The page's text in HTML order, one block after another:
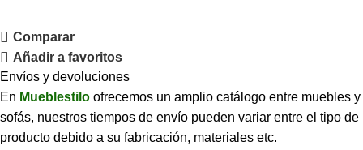
Comparar
Añadir a favoritos
Envíos y devoluciones
En Mueblestilo ofrecemos un amplio catálogo entre muebles y
sofás, nuestros tiempos de envío pueden variar entre el tipo de
producto debido a su fabricación, materiales etc.